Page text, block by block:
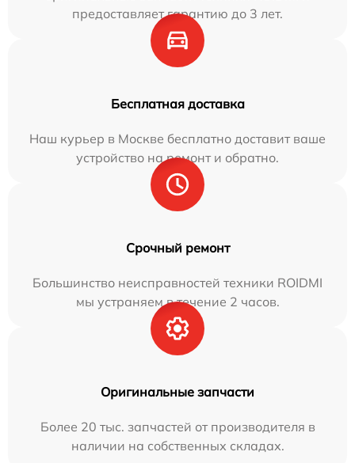
предоставляет гарантию до 3 лет.
Бесплатная доставка
Наш курьер в Москве бесплатно доставит ваше
устройство на ремонт и обратно.
Срочный ремонт
Большинство неисправностей техники ROIDMI
мы устраняем в течение 2 часов.
Оригинальные запчасти
Более 20 тыс. запчастей от производителя в
наличии на собственных складах.